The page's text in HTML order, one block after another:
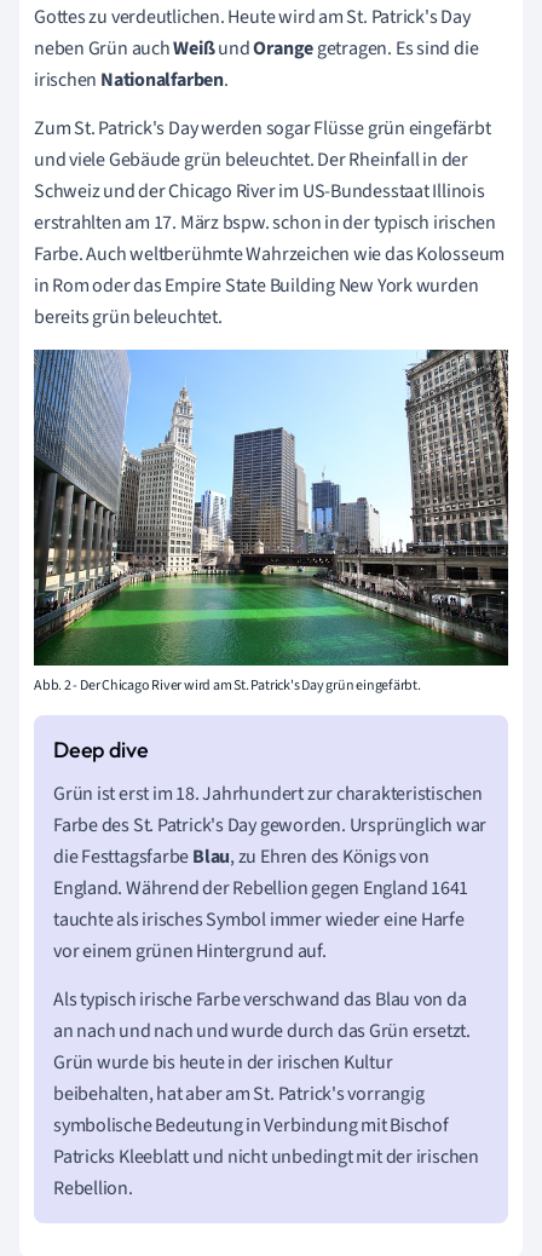
Gottes zu verdeutlichen. Heute wird am St. Patrick's Day
neben Grün auchWeißundOrangegetragen. Es sind die
irischen Nationalfarben.
Zum St. Patrick's Day werden sogar Flüsse grün eingefärbt
und viele Gebäude grün beleuchtet. Der Rheinfall in der
Schweiz und der Chicago River im US-Bundesstaat Illinois
erstrahlten am 17. März bspw. schon in der typisch irischen
Farbe. Auch weltberühmte Wahrzeichen wie das Kolosseum
in Rom oder das Empire State Building New York wurden
bereits grün beleuchtet.
Abb. 2 - Der Chicago River wird am St. Patrick's Day grün eingefärbt.
Grün ist erst im 18. Jahrhundert zur charakteristischen
Farbe des St. Patrick's Day geworden. Ursprünglich war
die FesttagsfarbeBlau, zu Ehren des Königs von
England. Während der Rebellion gegen England 1641
tauchte als irisches Symbol immer wieder eine Harfe
vor einem grünen Hintergrund auf.
Als typisch irische Farbe verschwand das Blau von da
an nach und nach und wurde durch das Grün ersetzt.
Grün wurde bis heute in der irischen Kultur
beibehalten, hat aber am St. Patrick's vorrangig
symbolische Bedeutung in Verbindung mit Bischof
Patricks Kleeblatt und nicht unbedingt mit der irischen
Rebellion.